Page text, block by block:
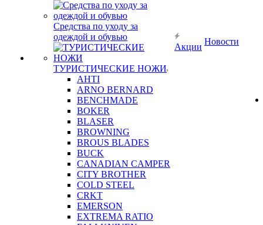
Средства по уходу за
одеждой и обувью
ТУРИСТИЧЕСКИЕ НОЖИ
AHTI
ARNO BERNARD
BENCHMADE
BOKER
BLASER
BROWNING
BROUS BLADES
BUCK
CANADIAN CAMPER
CITY BROTHER
COLD STEEL
CRKT
EMERSON
EXTREMA RATIO
Акции
Новости